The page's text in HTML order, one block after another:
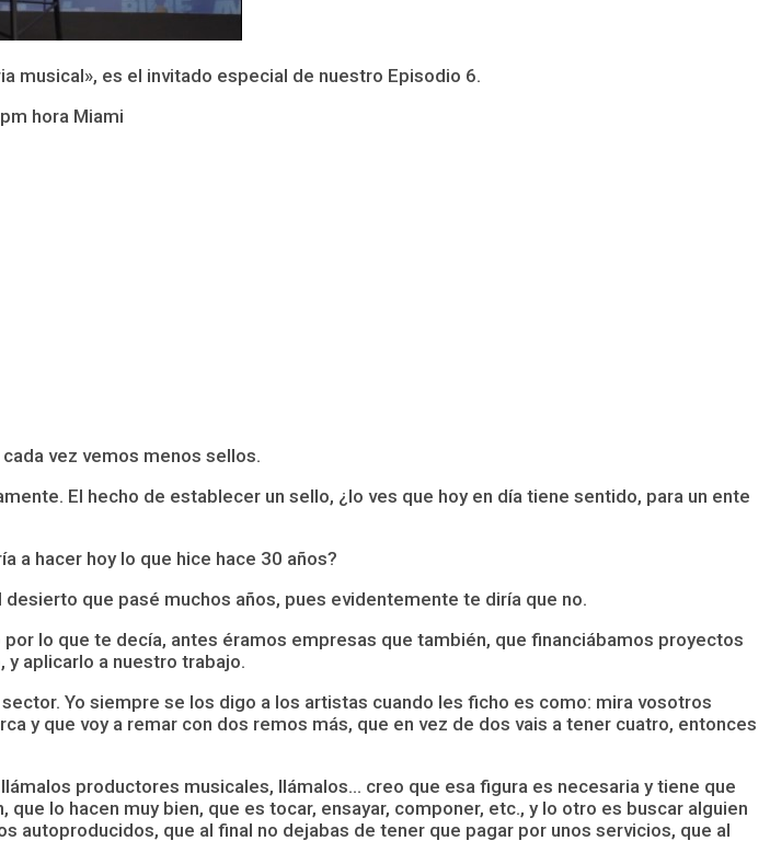
musical», es el invitado especial de nuestro Episodio 6.
hora Miami
vez vemos menos sellos.
El hecho de establecer un sello, ¿lo ves que hoy en día tiene sentido, para un ente
a hacer hoy lo que hice hace 30 años?
que pasé muchos años, pues evidentemente te diría que no.
lo que te decía, antes éramos empresas que también, que financiábamos proyectos
y aplicarlo a nuestro trabajo.
Yo siempre se los digo a los artistas cuando les ficho es como: mira vosotros
y que voy a remar con dos remos más, que en vez de dos vais a tener cuatro, entonces
productores musicales, llámalos… creo que esa figura es necesaria y tiene que
lo hacen muy bien, que es tocar, ensayar, componer, etc., y lo otro es buscar alguien
autoproducidos, que al final no dejabas de tener que pagar por unos servicios, que al